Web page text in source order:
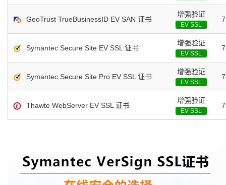
GeoTrust TrueBusinessID EV SAN 证书
增强验证
EV SSL
Symantec Secure Site EV SSL 证书
增强验证
EV SSL
Symantec Secure Site Pro EV SSL 证书
增强验证
EV SSL
Thawte WebServer EV SSL 证书
增强验证
EV SSL